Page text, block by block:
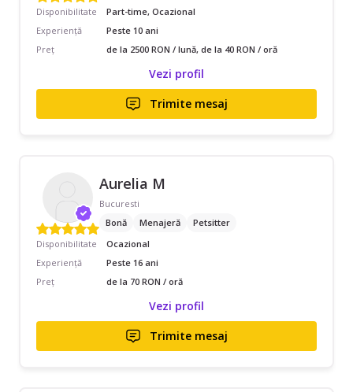
Disponibilitate
Part-time, Ocazional
Experiență
Peste 10 ani
Preț
de la 2500 RON / lună, de la 40 RON / oră
Vezi profil
Trimite mesaj
Aurelia M
Bucuresti
Bonă
Menajeră
Petsitter
Disponibilitate
Ocazional
Experiență
Peste 16 ani
Preț
de la 70 RON / oră
Vezi profil
Trimite mesaj